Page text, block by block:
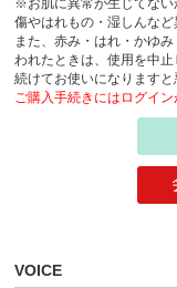
傷やはれもの・湿しんな
また、赤み・はれ・かゆ
われたときは、使用を中
続けてお使いになりますと
ご購入手続きにはログイン
VOICE